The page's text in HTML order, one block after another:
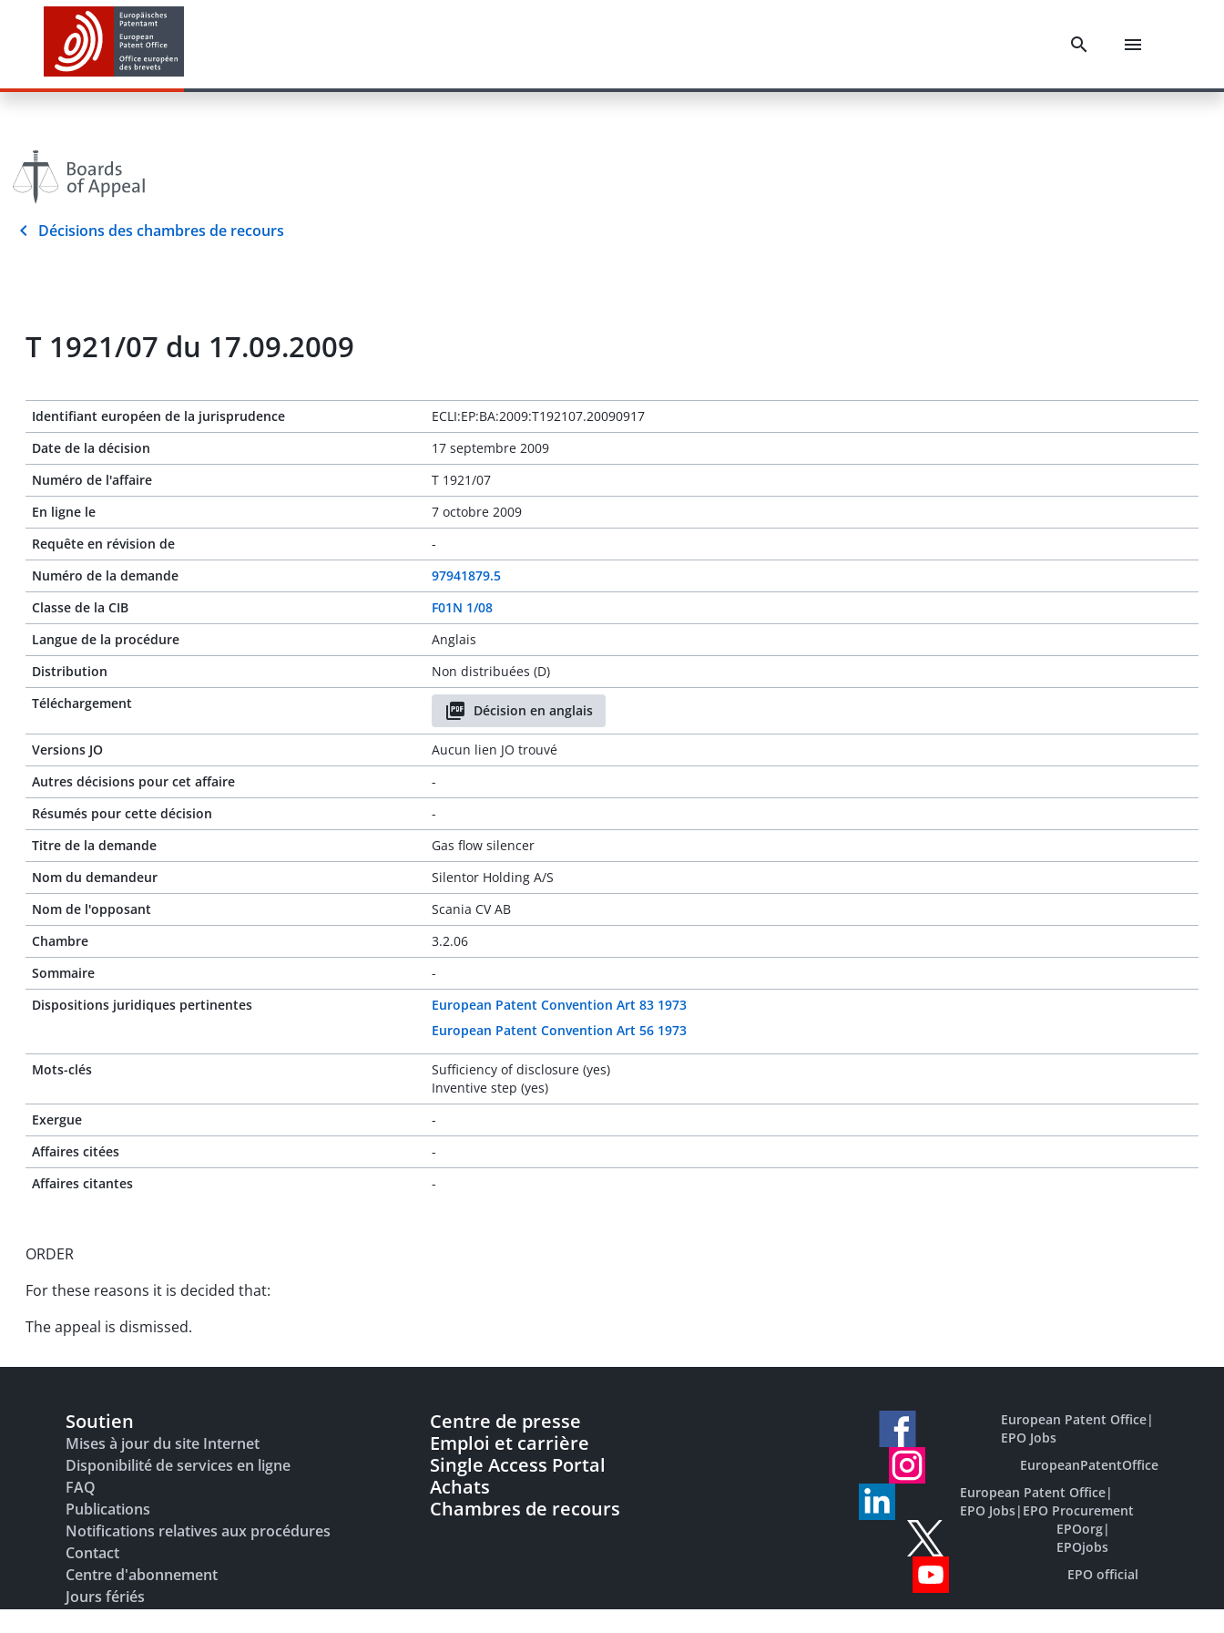
Décisions des chambres de recours
T 1921/07 du 17.09.2009
Identifiant européen de la jurisprudence
ECLI:EP:BA:2009:T192107.20090917
Date de la décision
17 septembre 2009
Numéro de l'affaire
T 1921/07
En ligne le
7 octobre 2009
Requête en révision de
-
Numéro de la demande
97941879.5
Classe de la CIB
F01N 1/08
Langue de la procédure
Anglais
Distribution
Non distribuées (D)
Téléchargement
Décision en anglais
Versions JO
Aucun lien JO trouvé
Autres décisions pour cet affaire
-
Résumés pour cette décision
-
Titre de la demande
Gas flow silencer
Nom du demandeur
Silentor Holding A/S
Nom de l'opposant
Scania CV AB
Chambre
3.2.06
Sommaire
-
Dispositions juridiques pertinentes
European Patent Convention Art 83 1973
European Patent Convention Art 56 1973
Mots-clés
Sufficiency of disclosure (yes)
Inventive step (yes)
Exergue
-
Affaires citées
-
Affaires citantes
-
ORDER
For these reasons it is decided that:
The appeal is dismissed.
Soutien
Mises à jour du site Internet
Disponibilité de services en ligne
FAQ
Publications
Notifications relatives aux procédures
Contact
Centre d'abonnement
Jours fériés
Centre de presse
Emploi et carrière
Single Access Portal
Achats
Chambres de recours
European Patent Office|
EPO Jobs
EuropeanPatentOffice
European Patent Office|
EPO Jobs| EPO Procurement
EPOorg|
EPOjobs
EPO official